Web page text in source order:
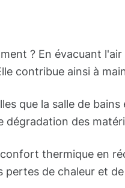
? En évacuant
contribue ainsi à
que la salle de bains
dégradation des
thermique en
de chaleur et